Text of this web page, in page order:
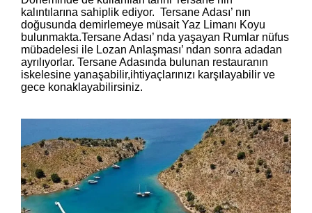
kalıntılarına sahiplik ediyor. Tersane Adası’ nın
doğusunda demirlemeye müsait Yaz Limanı Koyu
bulunmakta.Tersane Adası’ nda yaşayan Rumlar nüfus
mübadelesi ile Lozan Anlaşması’ ndan sonra adadan
ayrılıyorlar. Tersane Adasında bulunan restauranın
iskelesine yanaşabilir,ihtiyaçlarınızı karşılayabilir ve
gece konaklayabilirsiniz.